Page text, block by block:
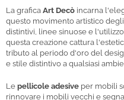
La grafica Art Decò incarna
questo movimento artistico degli
distintivi, linee sinuose e
questa creazione cattura
tributo al periodo d'oro del
e stile distintivo a qualsiasi
Le pellicole adesive per mobili
rinnovare i mobili vecchi e